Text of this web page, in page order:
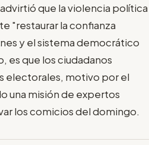
que la violencia política
"restaurar la confianza
y el sistema democrático
es que los ciudadanos
electorales, motivo por el
una misión de expertos
los comicios del domingo.